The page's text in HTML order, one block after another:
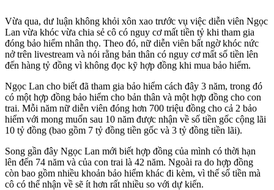
Vừa qua, dư luận không khỏi xôn xao trước vụ việc diễn viên Ngọc
Lan vừa khóc vừa chia sẻ cô có nguy cơ mất tiền tỷ khi tham gia
đóng bảo hiểm nhân thọ. Theo đó, nữ diễn viên bất ngờ khóc nức
nở trên livestream và nói rằng bản thân có nguy cơ mất số tiền lên
đến hàng tỷ đồng vì không đọc kỹ hợp đồng khi mua bảo hiểm.
Ngọc Lan cho biết đã tham gia bảo hiểm cách đây 3 năm, trong đó
có một hợp đồng bảo hiểm cho bản thân và một hợp đồng cho con
trai. Mỗi năm nữ diễn viên đóng hơn 700 triệu đồng cho cả 2 bảo
hiểm với mong muốn sau 10 năm được nhận về số tiền gốc cộng lãi
10 tỷ đồng (bao gồm 7 tỷ đồng tiền gốc và 3 tỷ đồng tiền lãi).
Song gần đây Ngọc Lan mới biết hợp đồng của mình có thời hạn
lên đến 74 năm và của con trai là 42 năm. Ngoài ra do hợp đồng
còn bao gồm nhiều khoản bảo hiểm khác đi kèm, vì thế số tiền mà
cô có thể nhận về sẽ ít hơn rất nhiều so với dự kiến.